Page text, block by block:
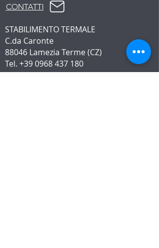
CONTATTI
STABILIMENTO TERMALE
C.da Caronte
88046 Lamezia Terme (CZ)
Tel. +39 0968 437 180
WhatsApp+39 376 206 8940